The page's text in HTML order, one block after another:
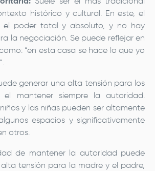
Suele ser el más tradicional
histórico y cultural. En este, el
el poder total y absoluto, y no hay
la negociación. Se puede reflejar en
“en esta casa se hace lo que yo
generar una alta tensión para los
el mantener siempre la autoridad.
y las niñas pueden ser altamente
espacios y significativamente
otros.
de mantener la autoridad puede
tensión para la madre y el padre,